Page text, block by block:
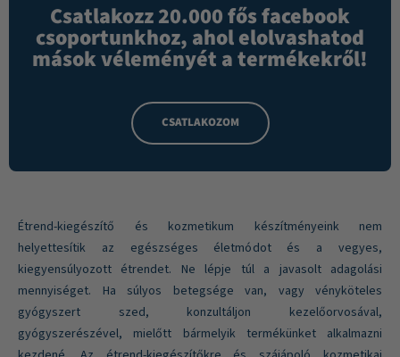
Csatlakozz 20.000 fős facebook
csoportunkhoz, ahol elolvashatod
mások véleményét a termékekről!
CSATLAKOZOM
Étrend-kiegészítő és kozmetikum készítményeink nem
helyettesítik az egészséges életmódot és a vegyes,
kiegyensúlyozott étrendet. Ne lépje túl a javasolt adagolási
mennyiséget. Ha súlyos betegsége van, vagy vényköteles
gyógyszert szed, konzultáljon kezelőorvosával,
gyógyszerészével, mielőtt bármelyik termékünket alkalmazni